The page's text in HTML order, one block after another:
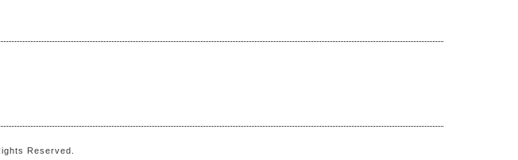
Reserved.